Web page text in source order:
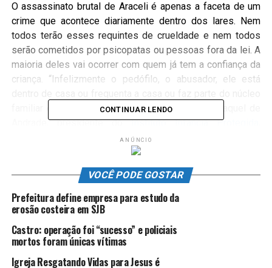
O assassinato brutal de Araceli é apenas a faceta de um
crime que acontece diariamente dentro dos lares. Nem
todos terão esses requintes de crueldade e nem todos
serão cometidos por psicopatas ou pessoas fora da lei. A
maioria deles vai ocorrer com quem já tem a confiança da
criança. “Infelizmente o pedófilo, o abusador, ele está
familiar em que aquele menor convive”, afirma Raquel de
Andrade, presidente doInstituto Infância Protegida
organização não governamental (ONG) do Espírito Santo
que dá amparo jurídico e psicológico a crianças,
adolescentes e adultos vítimas de violência sexual.
Foi exatamente o que aconteceu com M.C,
anos. “Não sei ao certo em qual idade começaram os
abusos, tenho alguns
Um amigo do meu pai, devia terseus 60 anos, alcoólatra
e fumante (digo isso porque o cheiro dele não esqueço)
CONTINUAR LENDO
ANÚNCIO
VOCÊ PODE GOSTAR
Prefeitura define empresa para estudo da
erosão costeira em SJB
Castro: operação foi “sucesso” e policiais
mortos foram únicas vítimas
Igreja Resgatando Vidas para Jesus é